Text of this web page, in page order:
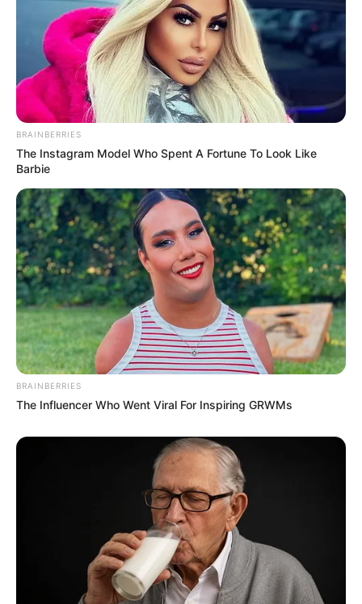
17 Astonishingly Beautiful Cave Churches
BRAINBERRIES
It's Not Your Typical Family: Each Member Has
This Unique Trait!
BRAINBERRIES
The Instagram Model Who Spent A Fortune To Look Like
Barbie
BRAINBERRIES
The Influencer Who Went Viral For Inspiring GRWMs